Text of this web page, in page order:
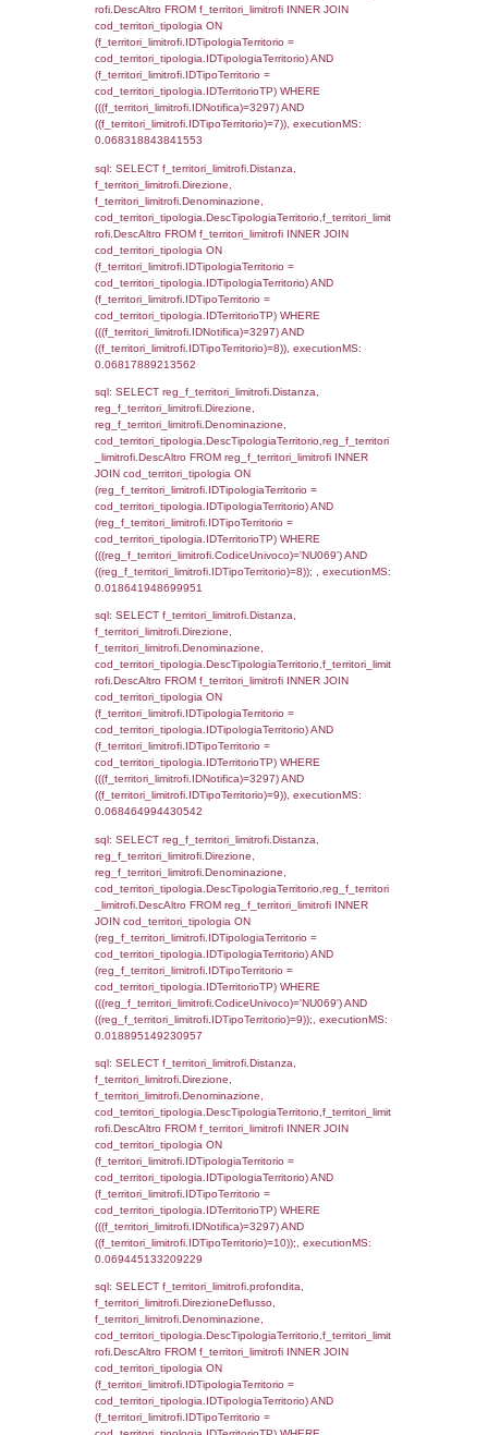
f_territori_limitrofi INNER JOIN
(f_territori_limitrofi.IDTipologiaTerritorio =
cod_territori_tipologia.IDTipologiaTerritorio)
(f_territori_limitrofi.IDTipoTerritorio =
cod_territori_tipologia.IDTerritorioTP)
(((f_territori_limitrofi.IDNotifica)=3297) AND
((f_territori_limitrofi.IDTipoTerritorio)=2)),
0.068252086639404
sql: SELECT
reg_f_territori_limitrofi.Direzione,
reg_f_territori_limitrofi.Denominazione,
reg_f_territori_limitrofi.DescAltro FROM
reg_f_territori_limitrofi INNER JOIN
cod_territori_tipologia.IDTipologiaTerritorio)
(reg_f_territori_limitrofi.IDTipoTerritorio =
cod_territori_tipologia.IDTerritorioTP)
0.019531011581421
sql: SELECT f_territori_limitrofi.Distanza,
f_territori_limitrofi.Denominazione,
f_territori_limitrofi.DescAltro FROM
JOIN cod_territori_tipologia ON
(f_territori_limitrofi.IDTipologiaTerritorio =
cod_territori_tipologia.IDTipologiaTerritorio)
(f_territori_limitrofi.IDTipoTerritorio =
cod_territori_tipologia.IDTerritorioTP)
((f_territori_limitrofi.IDTipoTerritorio)=3)),
0.069824934005737
sql: SELECT f_territori_limitrofi.Distanza,
f_territori_limitrofi.Direzione,
f_territori_limitrofi.Denominazione,
rofi.DescAltro FROM f_territori_limitrofi
cod_territori_tipologia ON
(f_territori_limitrofi.IDTipologiaTerritorio =
cod_territori_tipologia.IDTipologiaTerritorio)
(f_territori_limitrofi.IDTipoTerritorio =
cod_territori_tipologia.IDTerritorioTP)
(((f_territori_limitrofi.IDNotifica)=3297) AND
((f_territori_limitrofi.IDTipoTerritorio)=4)),
0.071118116378784
sql: SELECT
reg_f_territori_limitrofi.Direzione,
reg_f_territori_limitrofi.Denominazione,
_limitrofi.DescAltro FROM
JOIN cod_territori_tipologia ON
(reg_f_territori_limitrofi.IDTipologiaTerritorio =